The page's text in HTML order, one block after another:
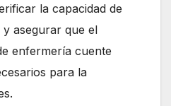
la capacidad de
y asegurar que el
enfermería cuente
para la